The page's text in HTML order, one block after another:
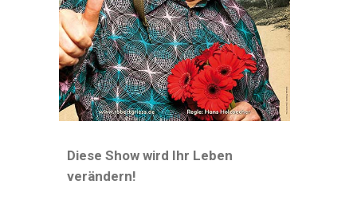
Diese Show wird Ihr Leben
verändern!